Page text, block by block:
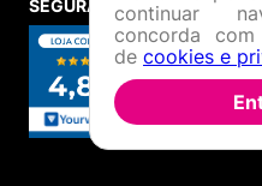
SEGURANÇA Econtinuar
concorda
de cookies e